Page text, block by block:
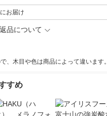
お届け
品について
、木目や色は商品によって違います。
すめ